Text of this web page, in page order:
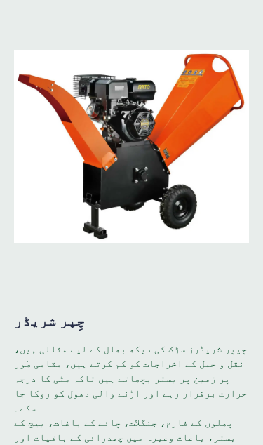
چیپر شریڈرز سڑک کی دیکھ بھال کے لیے مثالی ہیں،
نقل و حمل کے اخراجات کو کم کرتے ہیں، مقامی طور
پر زمین پر بستر بچھاتے ہیں تاکہ مٹی کا درجہ
حرارت برقرار رہے اور اڑنے والی دھول کو روکا جا
سکے۔
پھلوں کے فارم، جنگلات، چائے کے باغات، بیج کے
بستر، باغات وغیرہ میں چھدرائی کے باقیات اور
چِپر شریڈر